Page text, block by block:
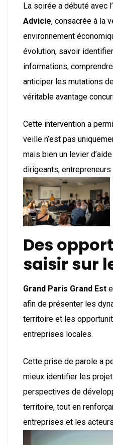
La soirée a débuté avec
Advicie, consacrée à la
environnement
évolution, savoir
informations,
anticiper les mutations
véritable avantage
Cette intervention a
veille n’est pas
mais bien un levier
dirigeants,
Des
saisir sur
Grand Paris Grand Est
afin de présenter les
territoire et les
entreprises locales.
Cette prise de parole a
mieux identifier les
perspectives de
territoire, tout en
entreprises et les